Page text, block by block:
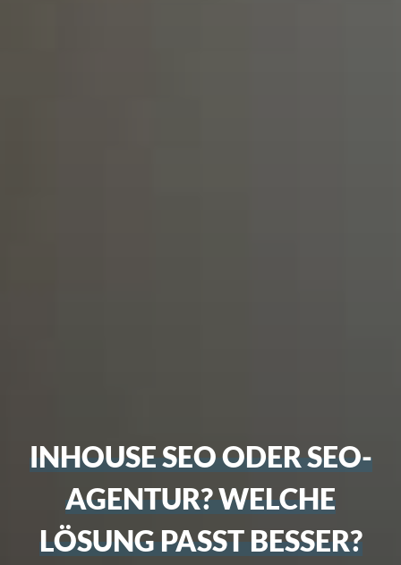
INHOUSE SEO ODER SEO-
AGENTUR? WELCHE
LÖSUNG PASST BESSER?